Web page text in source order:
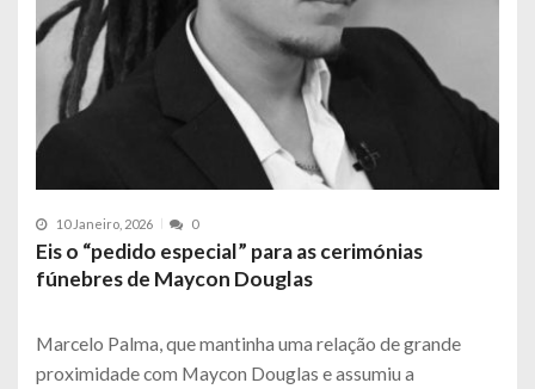
10 Janeiro, 2026 0
Eis o “pedido especial” para as cerimónias
fúnebres de Maycon Douglas
Marcelo Palma, que mantinha uma relação de grande
proximidade com Maycon Douglas e assumiu a